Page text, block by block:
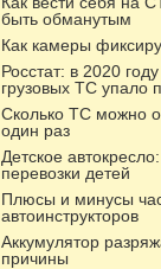
быть обманутым
Как камеры
Росстат: в 2020
грузовых ТС упало
Сколько ТС можно
один раз
Детское
перевозки детей
Плюсы и минусы
автоинструкторов
Аккумулятор
причины